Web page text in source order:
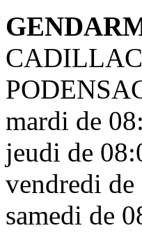
CADILLAC
mardi de
jeudi de
vendredi
samedi de